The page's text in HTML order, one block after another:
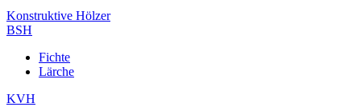
Konstruktive Hölzer
BSH
Fichte
Lärche
KVH